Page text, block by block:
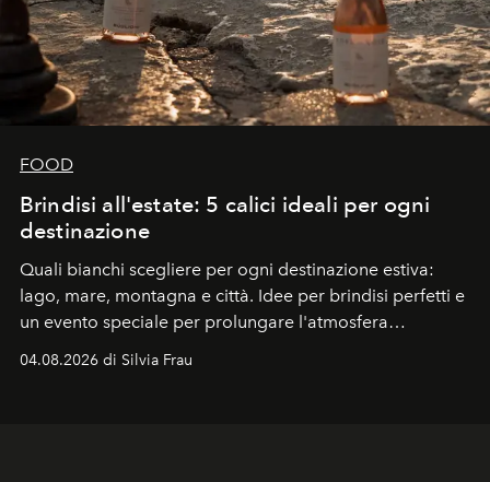
FOOD
Brindisi all'estate: 5 calici ideali per ogni
destinazione
Quali bianchi scegliere per ogni destinazione estiva:
lago, mare, montagna e città. Idee per brindisi perfetti e
un evento speciale per prolungare l'atmosfera
04.08.2026 di Silvia Frau